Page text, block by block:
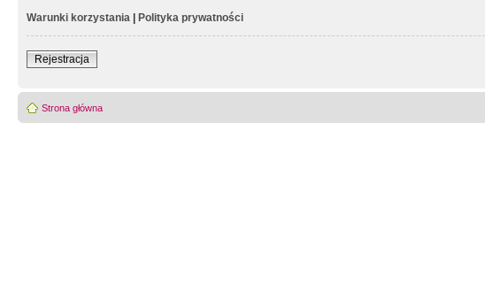
Warunki korzystania | Polityka prywatności
Rejestracja
Strona główna